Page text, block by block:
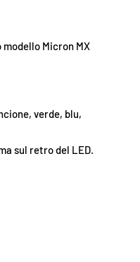
Micron MX
verde, blu,
sul retro del LED.